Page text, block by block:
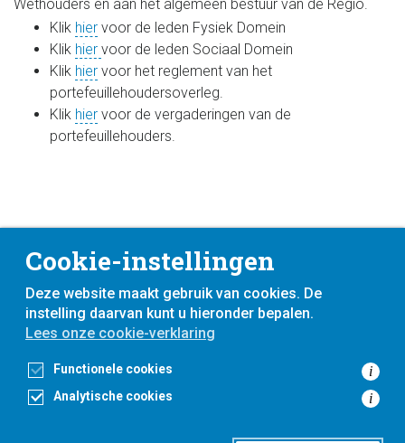
Wethouders en aan het algemeen bestuur van de Regio.
Klik hier voor de leden Fysiek Domein
Klik hier voor de leden Sociaal Domein
Klik hier voor het reglement van het
portefeuillehoudersoverleg.
Klik hier voor de vergaderingen van de
portefeuillehouders.
voor inwoners,metgemeenten
Toegankelijkheidsverklaring
Cookie-instellingen
Deze website maakt gebruik van cookies. De
instelling daarvan kunt u hieronder bepalen.
Lees onze cookie-verklaring
Functionele cookies i
Analytische cookies i